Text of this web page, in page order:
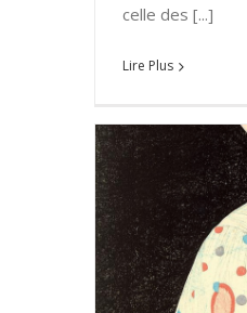
celle des [...]
Lire Plus
Le